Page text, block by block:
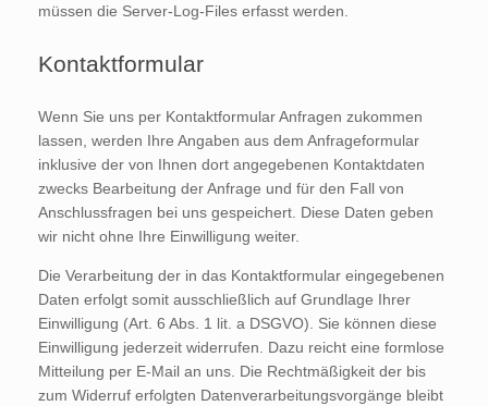
müssen die Server-Log-Files erfasst werden.
Kontaktformular
Wenn Sie uns per Kontaktformular Anfragen zukommen
lassen, werden Ihre Angaben aus dem Anfrageformular
inklusive der von Ihnen dort angegebenen Kontaktdaten
zwecks Bearbeitung der Anfrage und für den Fall von
Anschlussfragen bei uns gespeichert. Diese Daten geben
wir nicht ohne Ihre Einwilligung weiter.
Die Verarbeitung der in das Kontaktformular eingegebenen
Daten erfolgt somit ausschließlich auf Grundlage Ihrer
Einwilligung (Art. 6 Abs. 1 lit. a DSGVO). Sie können diese
Einwilligung jederzeit widerrufen. Dazu reicht eine formlose
Mitteilung per E-Mail an uns. Die Rechtmäßigkeit der bis
zum Widerruf erfolgten Datenverarbeitungsvorgänge bleibt